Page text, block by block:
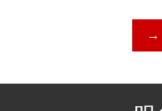
水秀，人杰地灵，九世纪→